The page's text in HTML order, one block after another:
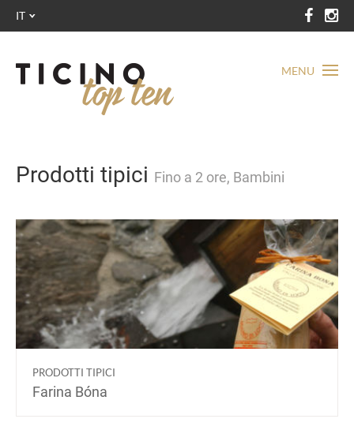
MENU
IT
Prodotti tipici Fino a 2 ore, Bambini
PRODOTTI TIPICI
Farina Bóna